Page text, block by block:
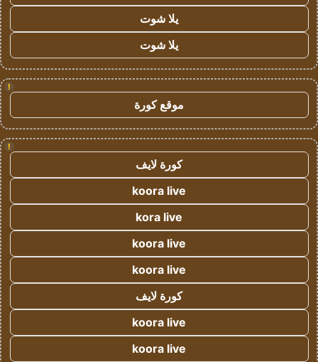
يلا شوت
يلا شوت
!
موقع كورة
!
كورة لايف
koora live
kora live
koora live
koora live
كورة لايف
koora live
koora live